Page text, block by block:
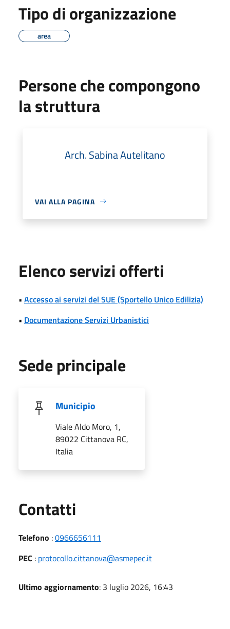
Tipo di organizzazione
area
Persone che compongono
la struttura
Arch. Sabina Autelitano
VAI ALLA PAGINA
Elenco servizi offerti
• Accesso ai servizi del SUE (Sportello Unico Edilizia)
• Documentazione Servizi Urbanistici
Sede principale
Municipio
Viale Aldo Moro, 1,
89022 Cittanova RC,
Italia
Contatti
Telefono :0966656111
PEC : protocollo.cittanova@asmepec.it
Ultimo aggiornamento: 3 luglio 2026, 16:43